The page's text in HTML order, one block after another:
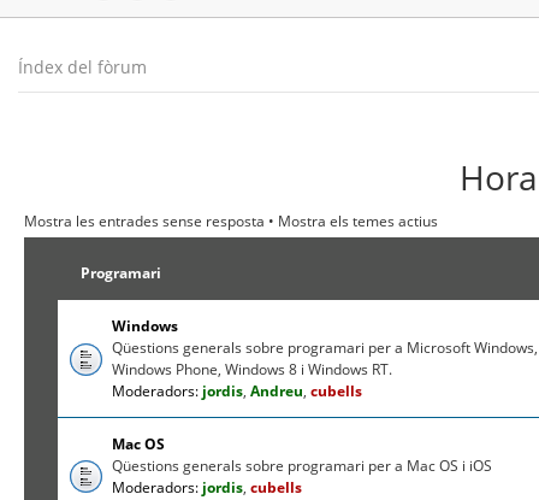
Índex del fòrum
Mostra les entrades sense resposta • Mostra els temes actius
Programari
Windows
Qüestions generals sobre programari per a Microsoft Windows,
Windows Phone, Windows 8 i Windows RT.
Moderadors: jordis,Andreu,cubells
Mac OS
Qüestions generals sobre programari per a Mac OS i iOS
Moderadors: jordis,cubells